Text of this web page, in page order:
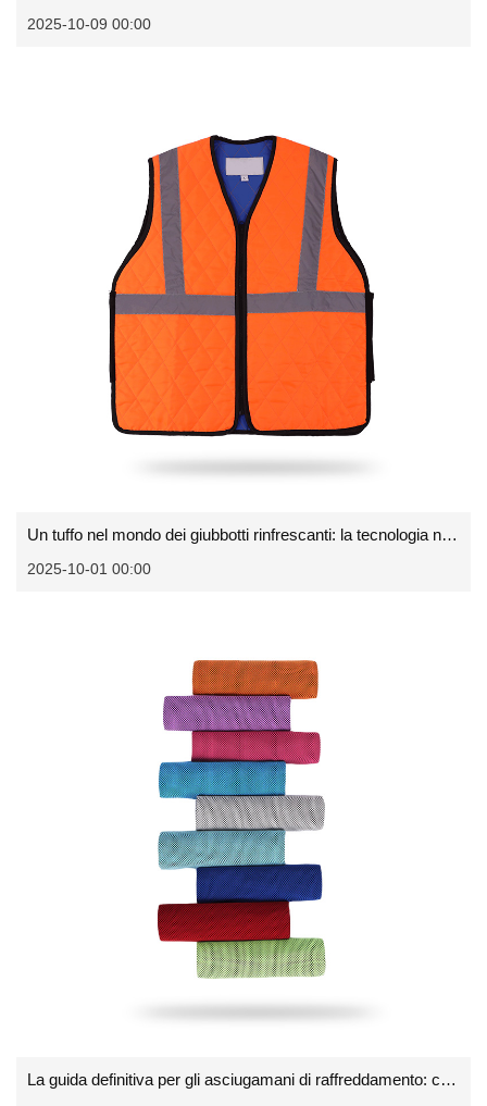
2025-10-09 00:00
Un tuffo nel mondo dei giubbotti rinfrescanti: la tecnologia new age per sconfiggere il caldo
2025-10-01 00:00
La guida definitiva per gli asciugamani di raffreddamento: come funzionano e perché ne hai bisogno